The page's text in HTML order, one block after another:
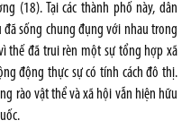
(18). Tại các thành phố này, dân
sống chung đụng với nhau trong
thế đã trui rèn một sự tổng hợp xã
động thực sự có tính cách đô thị.
rào vật thể và xã hội vẫn hiện hữu